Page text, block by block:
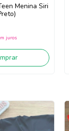
Menina Siri
juros